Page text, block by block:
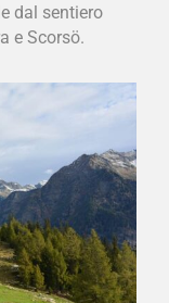
dal sentiero
e Scorsö.